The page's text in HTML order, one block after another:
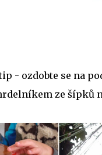
- ozdobte se na
ze šípků